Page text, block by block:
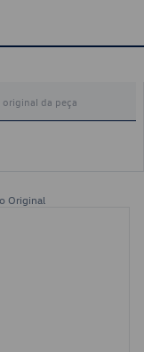
Original